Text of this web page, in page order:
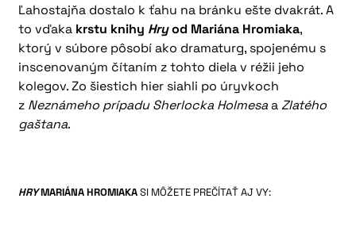
Ľahostajňa dostalo k ťahu na bránku ešte dvakrát. A
to vďaka krstu knihy Hryod Mariána Hromiaka,
ktorý v súbore pôsobí ako dramaturg, spojenému s
inscenovaným čítaním z tohto diela v réžii jeho
kolegov. Zo šiestich hier siahli po úryvkoch
z Neznámeho prípadu Sherlocka Holmesaa Zlatého
gaštana.
HRYMARIÁNA HROMIAKASI MÔŽETE PREČÍTAŤ AJ VY: